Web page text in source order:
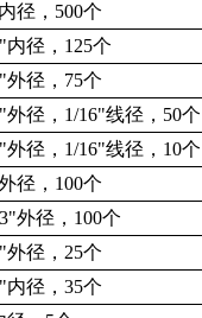
内径， 500个
内径， 125个
外径， 75个
外径， 1/16"线径， 50个
外径， 1/16"线径， 10个
径， 100个
外径， 100个
外径， 25个
内径， 35个